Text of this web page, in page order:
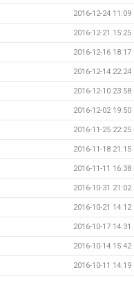
2016-12-24 11:09
2016-12-21 15:25
2016-12-16 18:17
2016-12-14 22:24
2016-12-10 23:58
2016-12-02 19:50
2016-11-25 22:25
2016-11-18 21:15
2016-11-11 16:38
2016-10-31 21:02
2016-10-21 14:12
2016-10-17 14:31
2016-10-14 15:42
2016-10-11 14:19